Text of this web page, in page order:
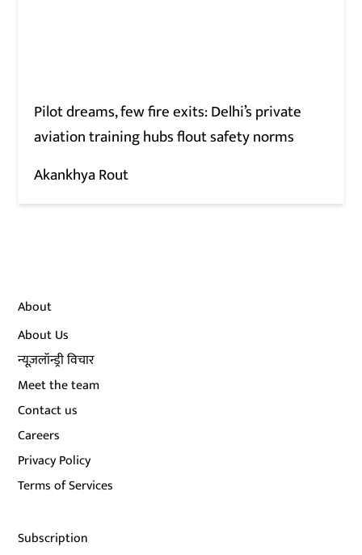
Pilot dreams, few fire exits: Delhi’s private
aviation training hubs flout safety norms
Akankhya Rout
About
About Us
न्यूज़लॉन्ड्री विचार
Meet the team
Contact us
Careers
Privacy Policy
Terms of Services
Subscription